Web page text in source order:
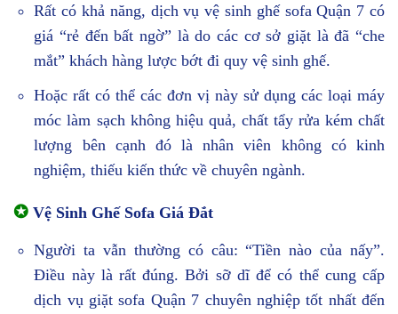
Rất có khả năng, dịch vụ vệ sinh ghế sofa Quận 7 có
giá “rẻ đến bất ngờ” là do các cơ sở giặt là đã “che
mắt” khách hàng lược bớt đi quy vệ sinh ghế.
Hoặc rất có thể các đơn vị này sử dụng các loại máy
móc làm sạch không hiệu quả, chất tẩy rửa kém chất
lượng bên cạnh đó là nhân viên không có kinh
nghiệm, thiếu kiến thức về chuyên ngành.
✪ Vệ Sinh Ghế Sofa Giá Đắt
Người ta vẫn thường có câu: “Tiền nào của nấy”.
Điều này là rất đúng. Bởi sỡ dĩ để có thể cung cấp
dịch vụ giặt sofa Quận 7 chuyên nghiệp tốt nhất đến